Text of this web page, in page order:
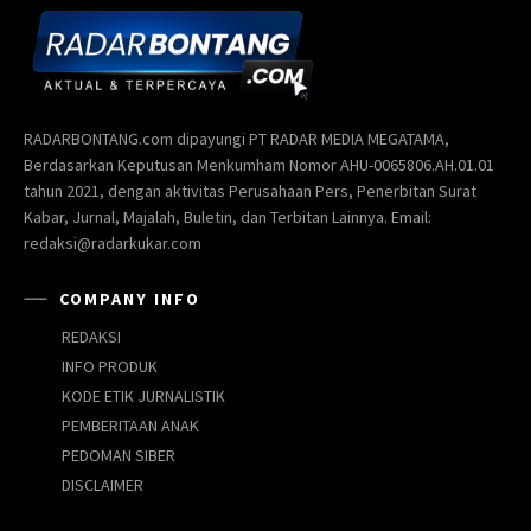
RADARBONTANG.com dipayungi PT RADAR MEDIA MEGATAMA,
Berdasarkan Keputusan Menkumham Nomor AHU-0065806.AH.01.01
tahun 2021, dengan aktivitas Perusahaan Pers, Penerbitan Surat
Kabar, Jurnal, Majalah, Buletin, dan Terbitan Lainnya. Email:
redaksi@radarkukar.com
COMPANY INFO
REDAKSI
INFO PRODUK
KODE ETIK JURNALISTIK
PEMBERITAAN ANAK
PEDOMAN SIBER
DISCLAIMER